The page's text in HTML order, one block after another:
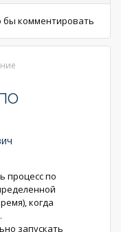
бы комментировать
процесс по
когда
запускать